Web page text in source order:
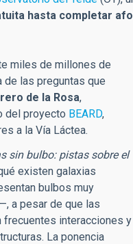
hasta completar
miles de millones de
las preguntas que
de la Rosa,
del proyecto BEARD,
a la Vía Láctea.
sin bulbo: pistas sobre el
existen galaxias
bulbos muy
a pesar de que las
interacciones y
La ponencia